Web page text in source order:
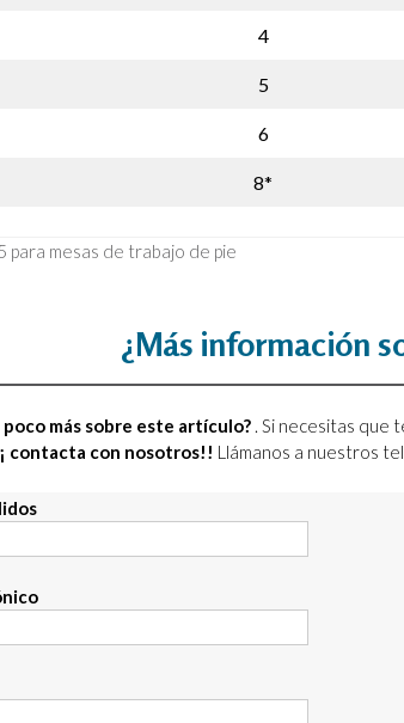
4
5
6
8*
para mesas de trabajo de pie
¿Más información
más sobre este artículo? . Si necesitas que
contacta con nosotros!! Llámanos a nuestros